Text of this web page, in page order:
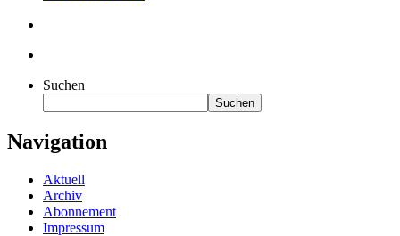
Suchen
Suchen
Navigation
Aktuell
Archiv
Abonnement
Impressum